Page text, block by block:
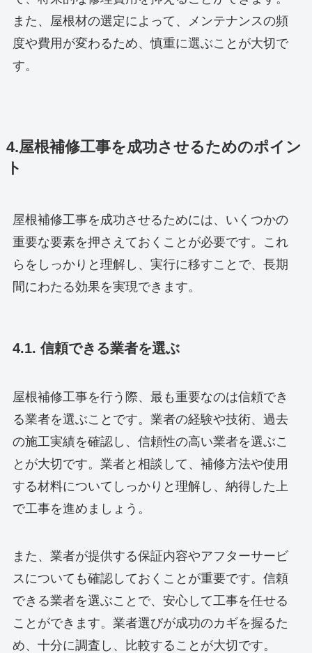
また、屋根材の選定によって、メンテナンスの頻
度や費用が変わるため、慎重に選ぶことが大切で
す。
4.屋根補修工事を成功させるためのポイン
ト
屋根補修工事を成功させるためには、いくつかの
重要な要素を押さえておくことが必要です。これ
らをしっかりと理解し、実行に移すことで、長期
間にわたる効果を実現できます。
4.1. 信頼できる業者を選ぶ
屋根補修工事を行う際、最も重要なのは信頼でき
る業者を選ぶことです。業者の経験や技術、過去
の施工実績を確認し、信頼性の高い業者を選ぶこ
とが大切です。業者と相談して、補修方法や使用
する材料についてしっかりと理解し、納得した上
で工事を進めましょう。
また、業者が提供する保証内容やアフターサービ
スについても確認しておくことが重要です。信頼
できる業者を選ぶことで、安心して工事を任せる
ことができます。業者選びが成功のカギを握るた
め、十分に調査し、比較することが大切です。